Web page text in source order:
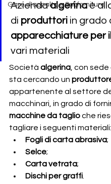
Gare d'appalto e Subforniture
Azienda algerina è
di produttori in grado
apparecchiature per
vari materiali
Società algerina , con sede
sta cercando un
appartenente al settore
macchinari, in grado di
macchine da taglio che
tagliare i seguenti materiali:
Fogli di carta abrasiva;
Selce;
Carta vetrata;
Dischi per graffi